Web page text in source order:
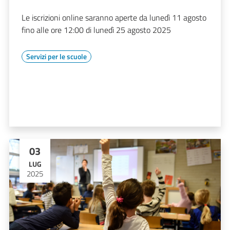
Le iscrizioni online saranno aperte da lunedì 11 agosto
fino alle ore 12:00 di lunedì 25 agosto 2025
Servizi per le scuole
03
LUG
2025